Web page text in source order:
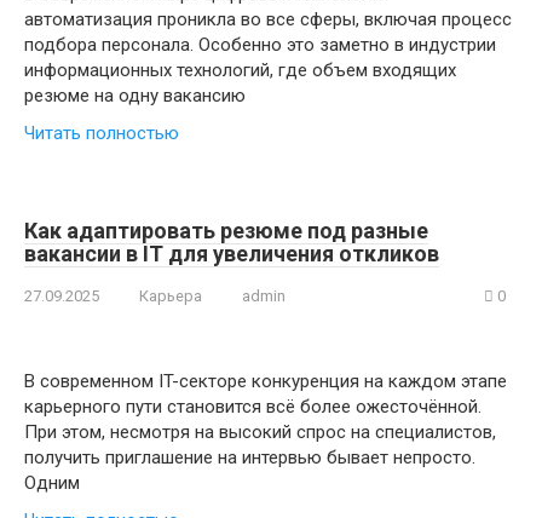
автоматизация проникла во все сферы, включая процесс
подбора персонала. Особенно это заметно в индустрии
информационных технологий, где объем входящих
резюме на одну вакансию
Читать полностью
Как адаптировать резюме под разные
вакансии в IT для увеличения откликов
27.09.2025 Карьера admin 0
В современном IT-секторе конкуренция на каждом этапе
карьерного пути становится всё более ожесточённой.
При этом, несмотря на высокий спрос на специалистов,
получить приглашение на интервью бывает непросто.
Одним